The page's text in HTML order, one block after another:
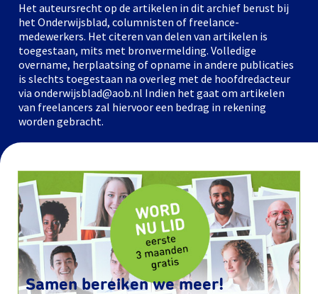
Het auteursrecht op de artikelen in dit archief berust bij
het Onderwijsblad, columnisten of freelance-
medewerkers. Het citeren van delen van artikelen is
toegestaan, mits met bronvermelding. Volledige
overname, herplaatsing of opname in andere publicaties
is slechts toegestaan na overleg met de hoofdredacteur
via onderwijsblad@aob.nl Indien het gaat om artikelen
van freelancers zal hiervoor een bedrag in rekening
worden gebracht.
Samen bereiken we meer!